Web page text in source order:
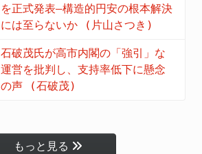
を正式発表―構造的円安の根本解決
には至らないか (片山さつき)
石破茂氏が高市内閣の「強引」な
運営を批判し、支持率低下に懸念
の声 (石破茂)
もっと見る